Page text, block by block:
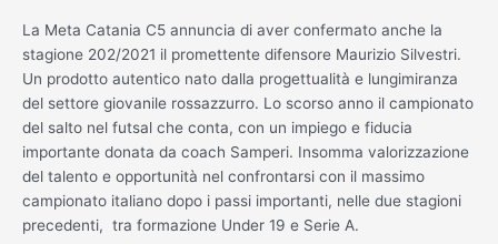
La Meta Catania C5 annuncia di aver confermato anche la
stagione 202/2021 il promettente difensore Maurizio Silvestri.
Un prodotto autentico nato dalla progettualità e lungimiranza
del settore giovanile rossazzurro. Lo scorso anno il campionato
del salto nel futsal che conta, con un impiego e fiducia
importante donata da coach Samperi. Insomma valorizzazione
del talento e opportunità nel confrontarsi con il massimo
campionato italiano dopo i passi importanti, nelle due stagioni
precedenti, tra formazione Under 19 e Serie A.